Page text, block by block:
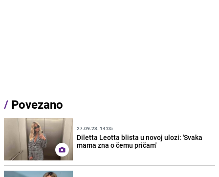
/ Povezano
27.09.23. 14:05
Diletta Leotta blista u novoj ulozi: 'Svaka
mama zna o čemu pričam'